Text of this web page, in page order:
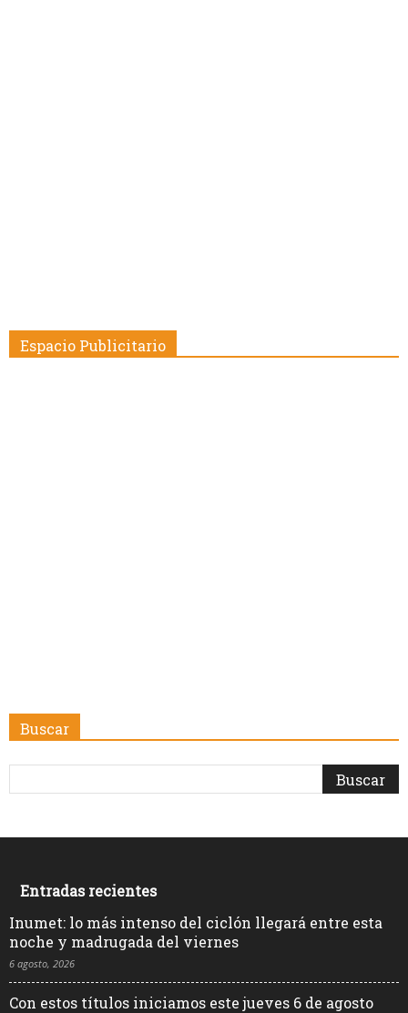
Espacio Publicitario
Buscar
Entradas recientes
Inumet: lo más intenso del ciclón llegará entre esta
noche y madrugada del viernes
6 agosto, 2026
Con estos títulos iniciamos este jueves 6 de agosto